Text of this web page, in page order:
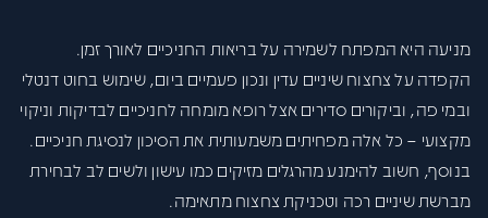
מניעה היא המפתח לשמירה על בריאות החניכיים לאורך זמן.
הקפדה על צחצוח שיניים עדין ונכון פעמיים ביום, שימוש בחוט דנטלי
ובמי פה, וביקורים סדירים אצל רופא מומחה לחניכיים לבדיקות וניקוי
מקצועי – כל אלה מפחיתים משמעותית את הסיכון לנסיגת חניכיים.
בנוסף, חשוב להימנע מהרגלים מזיקים כמו עישון ולשים לב לבחירת
מברשת שיניים רכה וטכניקת צחצוח מתאימה.